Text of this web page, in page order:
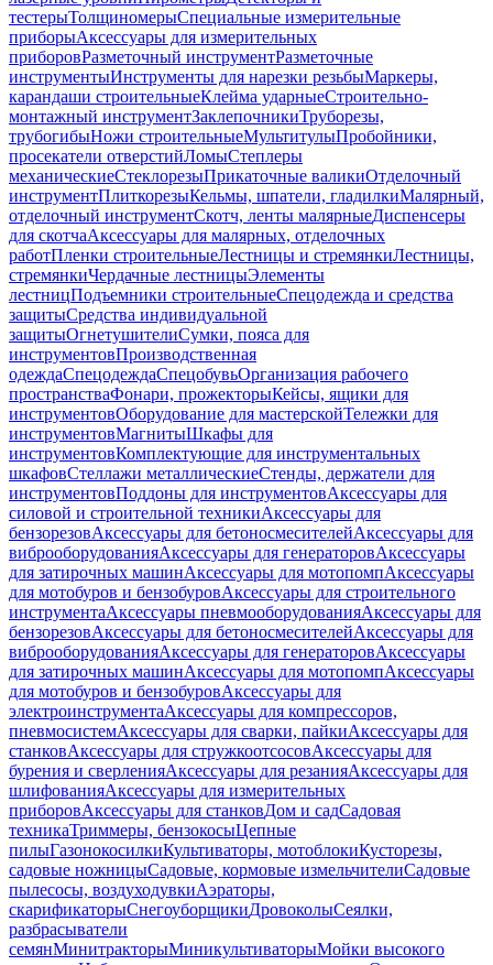
тестерыТолщиномерыСпециальные измерительные
приборыАксессуары для измерительных
приборовРазметочный инструментРазметочные
инструментыИнструменты для нарезки резьбыМаркеры,
карандаши строительныеКлейма ударныеСтроительно-
монтажный инструментЗаклепочникиТруборезы,
трубогибыНожи строительныеМультитулыПробойники,
просекатели отверстийЛомыСтеплеры
механическиеСтеклорезыПрикаточные валикиОтделочный
инструментПлиткорезыКельмы, шпатели, гладилкиМалярный,
отделочный инструментСкотч, ленты малярныеДиспенсеры
для скотчаАксессуары для малярных, отделочных
работПленки строительныеЛестницы и стремянкиЛестницы,
стремянкиЧердачные лестницыЭлементы
лестницПодъемники строительныеСпецодежда и средства
защитыСредства индивидуальной
защитыОгнетушителиСумки, пояса для
инструментовПроизводственная
одеждаСпецодеждаСпецобувьОрганизация рабочего
пространстваФонари, прожекторыКейсы, ящики для
инструментовОборудование для мастерскойТележки для
инструментовМагнитыШкафы для
инструментовКомплектующие для инструментальных
шкафовСтеллажи металлическиеСтенды, держатели для
инструментовПоддоны для инструментовАксессуары для
силовой и строительной техникиАксессуары для
бензорезовАксессуары для бетоносмесителейАксессуары для
виброоборудованияАксессуары для генераторовАксессуары
для затирочных машинАксессуары для мотопомпАксессуары
для мотобуров и бензобуровАксессуары для строительного
инструментаАксессуары пневмооборудованияАксессуары для
бензорезовАксессуары для бетоносмесителейАксессуары для
виброоборудованияАксессуары для генераторовАксессуары
для затирочных машинАксессуары для мотопомпАксессуары
для мотобуров и бензобуровАксессуары для
электроинструментаАксессуары для компрессоров,
пневмосистемАксессуары для сварки, пайкиАксессуары для
станковАксессуары для стружкоотсосовАксессуары для
бурения и сверленияАксессуары для резанияАксессуары для
шлифованияАксессуары для измерительных
приборовАксессуары для станковДом и садСадовая
техникаТриммеры, бензокосыЦепные
пилыГазонокосилкиКультиваторы, мотоблокиКусторезы,
садовые ножницыСадовые, кормовые измельчителиСадовые
пылесосы, воздуходувкиАэраторы,
скарификаторыСнегоуборщикиДровоколыСеялки,
разбрасыватели
семянМинитракторыМиникультиваторыМойки высокого